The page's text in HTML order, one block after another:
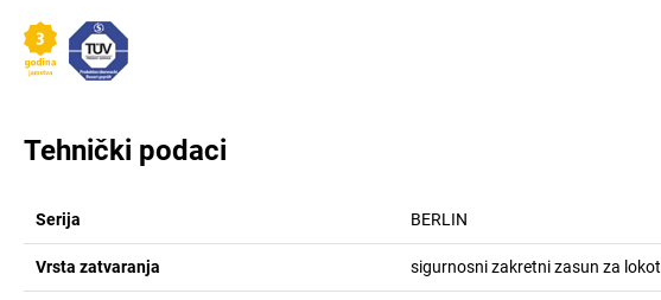
Tehnički podaci
Serija BERLIN
Vrsta zatvaranja sigurnosni zakretni zasun za lokot